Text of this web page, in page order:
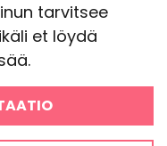
tarvitsee
et löydä